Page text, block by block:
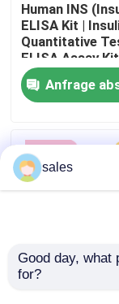
Kontakt mit
Neuigkeiten
Rechtssachen
Human INS
ELISA Kit |
Quantitative
ELISA Assay Kit,
Sandwich
Serum Plasma
Tests
Anfrage
sales
Good day, what
for?